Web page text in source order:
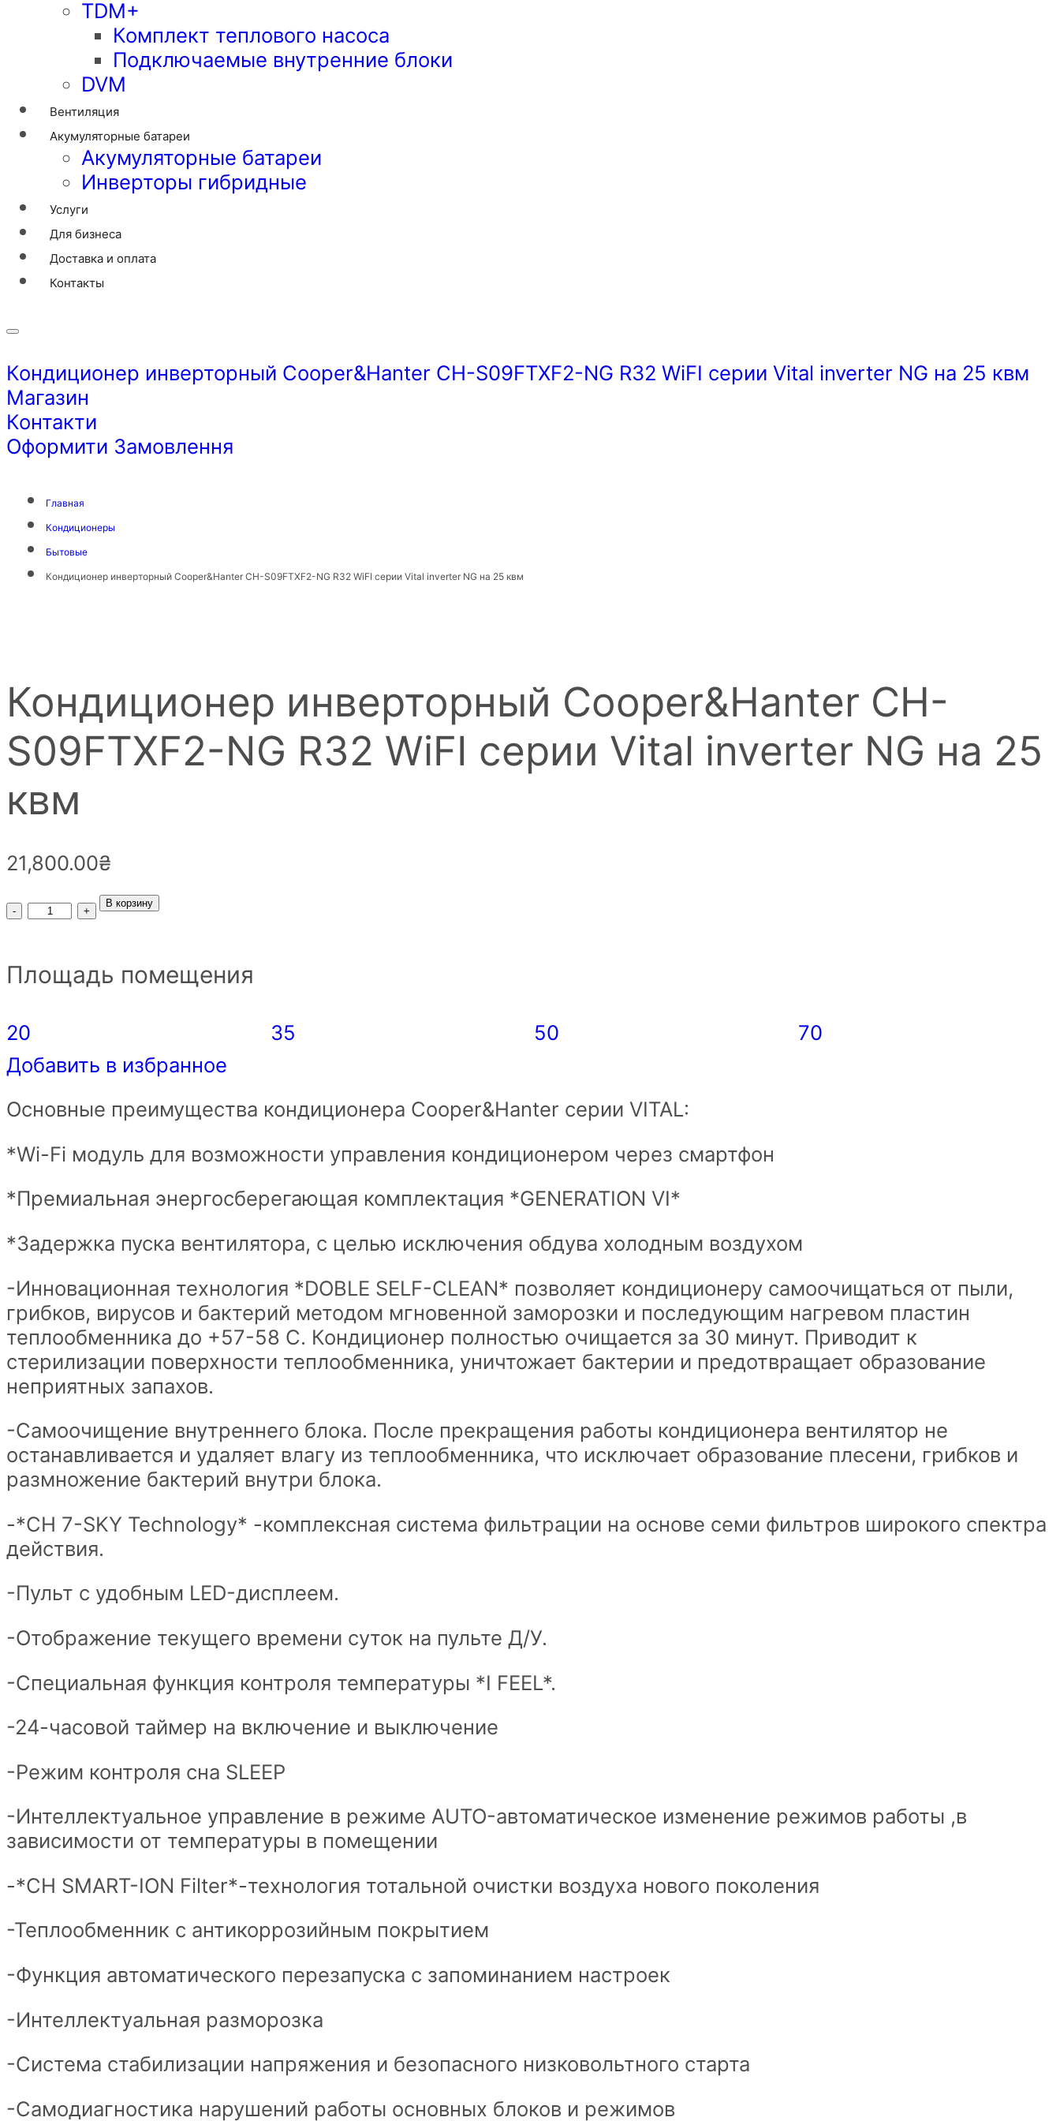
TDM+
Комплект теплового насоса
Подключаемые внутренние блоки
DVM
Вентиляция
Акумуляторные батареи
Акумуляторные батареи
Инверторы гибридные
Услуги
Для бизнеса
Доставка и оплата
Контакты
Кондиционер инверторный Cooper&Hanter CH-S09FTXF2-NG R32 WiFI серии Vital inverter NG на 25 квм
Магазин
Контакти
Оформити Замовлення
Главная
Кондиционеры
Бытовые
Кондиционер инверторный Cooper&Hanter CH-S09FTXF2-NG R32 WiFI серии Vital inverter NG на 25 квм
Кондиционер инверторный Cooper&Hanter CH-
S09FTXF2-NG R32 WiFI серии Vital inverter NG на 25
квм
21,800.00₴
В корзину
Площадь помещения
20 35 50
70
Добавить в избранное
Основные преимущества кондиционера Cooper&Hanter серии VITAL:
*Wi-Fi модуль для возможности управления кондиционером через смартфон
*Премиальная энергосберегающая комплектация *GENERATION VI*
*Задержка пуска вентилятора, с целью исключения обдува холодным воздухом
-Инновационная технология *DOBLE SELF-CLEAN* позволяет кондиционеру самоочищаться от пыли,
грибков, вирусов и бактерий методом мгновенной заморозки и последующим нагревом пластин
теплообменника до +57-58 С. Кондиционер полностью очищается за 30 минут. Приводит к
стерилизации поверхности теплообменника, уничтожает бактерии и предотвращает образование
неприятных запахов.
-Самоочищение внутреннего блока. После прекращения работы кондиционера вентилятор не
останавливается и удаляет влагу из теплообменника, что исключает образование плесени, грибков и
размножение бактерий внутри блока.
-*CH 7-SKY Technology* -комплексная система фильтрации на основе семи фильтров широкого спектра
действия.
-Пульт с удобным LED-дисплеем.
-Отображение текущего времени суток на пульте Д/У.
-Специальная функция контроля температуры *I FEEL*.
-24-часовой таймер на включение и выключение
-Режим контроля сна SLEEP
-Интеллектуальное управление в режиме AUTO-автоматическое изменение режимов работы ,в
зависимости от температуры в помещении
-*CH SMART-ION Filter*-технология тотальной очистки воздуха нового поколения
-Теплообменник с антикоррозийным покрытием
-Функция автоматического перезапуска с запоминанием настроек
-Интеллектуальная разморозка
-Система стабилизации напряжения и безопасного низковольтного старта
-Самодиагностика нарушений работы основных блоков и режимов